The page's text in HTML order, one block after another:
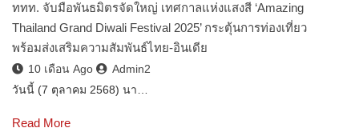
ททท. จับมือพันธมิตรจัดใหญ่ เทศกาลแห่งแสงสี ‘Amazing
Thailand Grand Diwali Festival 2025’ กระตุ้นการท่องเที่ยว
พร้อมส่งเสริมความสัมพันธ์ไทย-อินเดีย
10 เดือน Ago
Admin2
วันนี้ (7 ตุลาคม 2568) นา…
Read More